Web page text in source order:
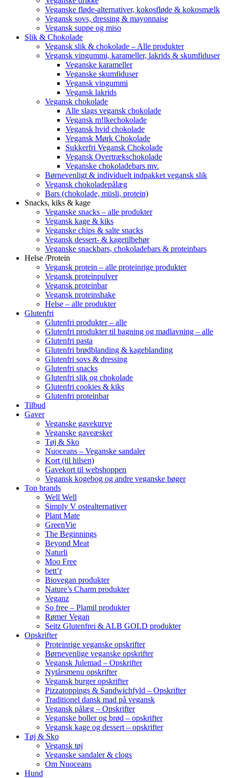
Veganske fløde-alternativer, kokosfløde & kokosmælk
Vegansk sovs, dressing & mayonnaise
Vegansk suppe og miso
Slik & Chokolade
Vegansk slik & chokolade – Alle produkter
Vegansk vingummi, karameller, lakrids & skumfiduser
Veganske karameller
Veganske skumfiduser
Vegansk vingummi
Vegansk lakrids
Vegansk chokolade
Alle slags vegansk chokolade
Vegansk m!lkechokolade
Vegansk hvid chokolade
Vegansk Mørk Chokolade
Sukkerfri Vegansk Chokolade
Vegansk Overtrækschokolade
Veganske chokoladebars mv.
Børnevenligt & individuelt indpakket vegansk slik
Vegansk chokoladepålæg
Bars (chokolade, müsli, protein)
Snacks, kiks & kage
Veganske snacks – alle produkter
Vegansk kage & kiks
Veganske chips & salte snacks
Vegansk dessert- & kagetilbehør
Veganske snackbars, chokoladebars & proteinbars
Helse /Protein
Vegansk protein – alle proteinrige produkter
Vegansk proteinpulver
Vegansk proteinbar
Vegansk proteinshake
Helse – alle produkter
Glutenfri
Glutenfri produkter – alle
Glutenfri produkter til bagning og madlavning – alle
Glutenfri pasta
Glutenfri brødblanding & kageblanding
Glutenfri sovs & dressing
Glutenfri snacks
Glutenfri slik og chokolade
Glutenfri cookies & kiks
Glutenfri proteinbar
Tilbud
Gaver
Veganske gavekurve
Veganske gaveæsker
Tøj & Sko
Nuoceans – Veganske sandaler
Kort (til hilsen)
Gavekort til webshoppen
Vegansk kogebog og andre veganske bøger
Top brands
Well Well
Simply V ostealternativer
Plant Mate
GreenVie
The Beginnings
Beyond Meat
Naturli
Moo Free
bett’r
Biovegan produkter
Nature’s Charm produkter
Veganz
So free – Plamil produkter
Rømer Vegan
Seitz Glutenfrei & ALB GOLD produkter
Opskrifter
Proteinrige veganske opskrifter
Børnevenlige veganske opskrifter
Vegansk Julemad – Opskrifter
Nytårsmenu opskrifter
Vegansk burger opskrifter
Pizzatoppings & Sandwichfyld – Opskrifter
Traditionel dansk mad på vegansk
Vegansk pålæg – Opskrifter
Veganske boller og brød – opskrifter
Vegansk kage og dessert – opskrifter
Tøj & Sko
Vegansk tøj
Veganske sandaler & clogs
Om Nuoceans
Hund